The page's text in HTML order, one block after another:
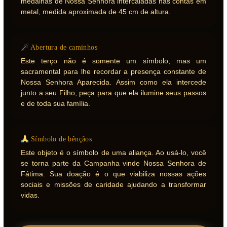
metal, medida aproximada de 45 cm de altura.
Abertura de caminhos
Este terço não é somente um símbolo, mas um
sacramental para lhe recordar a presença constante de
Nossa Senhora Aparecida. Assim como ela intercede
junto a seu Filho, peça para que ela ilumine seus passos
e de toda sua família.
Símbolo de bênçãos
Este objeto é o símbolo de uma aliança. Ao usá-lo, você
se torna parte da Campanha vinde Nossa Senhora de
Fátima. Sua doação é o que viabiliza nossas ações
sociais e missões de caridade ajudando a transformar
vidas.